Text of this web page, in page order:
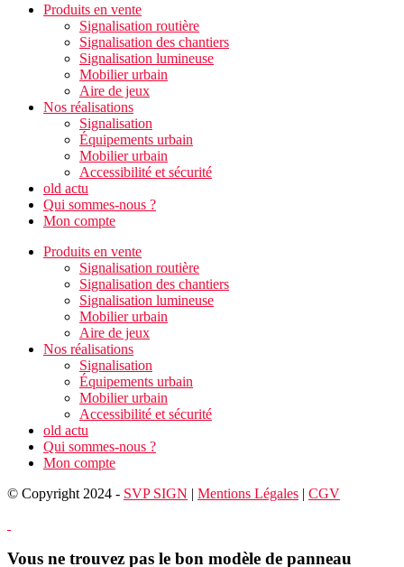
Produits en vente
Signalisation routière
Signalisation des chantiers
Signalisation lumineuse
Mobilier urbain
Aire de jeux
Nos réalisations
Signalisation
Équipements urbain
Mobilier urbain
Accessibilité et sécurité
old actu
Qui sommes-nous ?
Mon compte
Produits en vente
Signalisation routière
Signalisation des chantiers
Signalisation lumineuse
Mobilier urbain
Aire de jeux
Nos réalisations
Signalisation
Équipements urbain
Mobilier urbain
Accessibilité et sécurité
old actu
Qui sommes-nous ?
Mon compte
© Copyright 2024 - SVP SIGN | Mentions Légales | CGV
Vous ne trouvez pas le bon modèle de panneau